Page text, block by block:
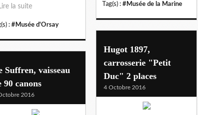
la suite
: #Musée d'Orsay
Tag(s) : #Musée de la Marine
Hugot 1897,
carrosserie "Petit
Duc" 2 places
4 Octobre 2016
Suffren, vaisseau
90 canons
2016